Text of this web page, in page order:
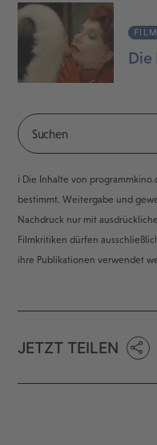
Die
ℹ️ Die Inhalte von
bestimmt. Weitergabe und
Nachdruck nur mit
Filmkritiken dürfen
ihre Publikationen verwendet
JETZT TEILEN